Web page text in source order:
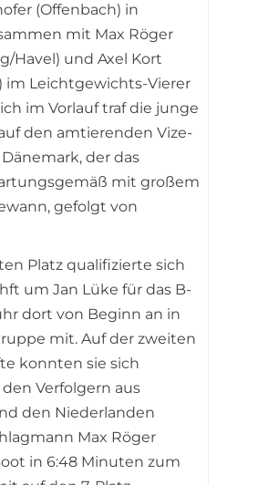
(Offenbach) in
mit Max Röger
Havel) und Axel Kort
im Leichtgewichts-Vierer
im Vorlauf traf die junge
den amtierenden Vize-
der das
mit großem
gefolgt von
Platz qualifizierte sich
um Jan Lüke für das B-
dort von Beginn an in
mit. Auf der zweiten
konnten sie sich
Verfolgern aus
den Niederlanden
Max Röger
in 6:48 Minuten zum